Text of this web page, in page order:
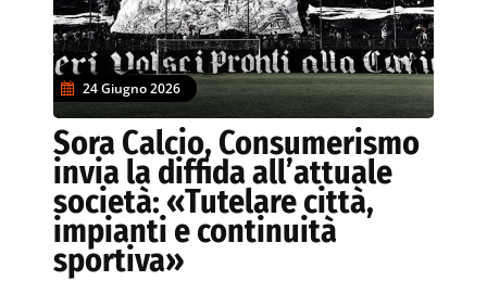
24 Giugno 2026
Sora Calcio, Consumerismo
invia la diffida all’attuale
società: «Tutelare città,
impianti e continuità
sportiva»